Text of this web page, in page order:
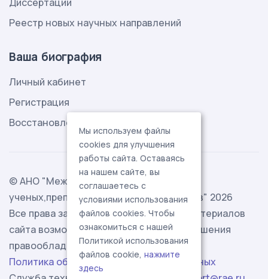
Реестр новых научных направлений
Ваша биография
Личный кабинет
Регистрация
Восстановление пароля
© АНО "Международная ассоциация
ученых,преподавателей и специалистов" 2026
Все права защищены. Использование материалов
сайта возможно исключительно с разрешения
правообладателя.
Политика обработки персональных данных
Мы используем файлы
cookies для улучшения
работы сайта. Оставаясь
на нашем сайте, вы
соглашаетесь с
условиями использования
файлов cookies. Чтобы
ознакомиться с нашей
Политикой использования
файлов cookie, нажмите
здесь